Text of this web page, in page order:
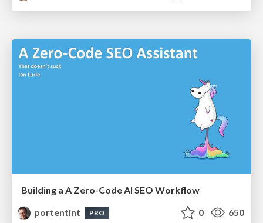
Building a A Zero-Code AI SEO Workflow
portentint
PRO 0 650